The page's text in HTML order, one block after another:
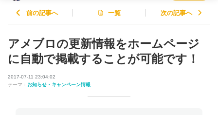
前の記事へ 一覧 次の記事へ
アメブロの更新情報をホームページ
に自動で掲載することが可能です！
2017-07-11 23:04:02
テーマ： お知らせ・キャンペーン情報